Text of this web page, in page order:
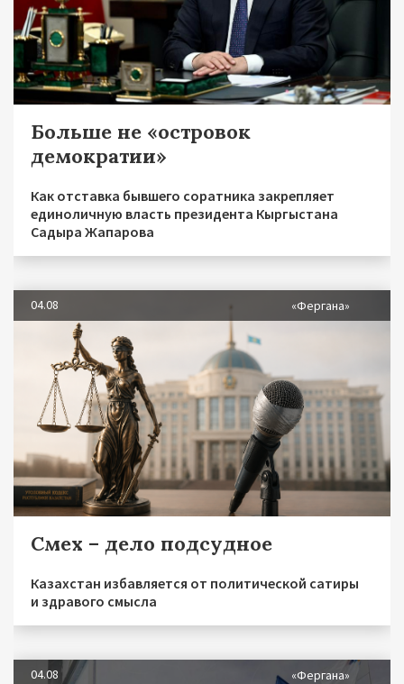
Больше не «островок
демократии»
Как отставка бывшего соратника закрепляет
единоличную власть президента Кыргыстана
Садыра Жапарова
04.08 «Фергана»
Смех – дело подсудное
Казахстан избавляется от политической сатиры
и здравого смысла
04.08 «Фергана»